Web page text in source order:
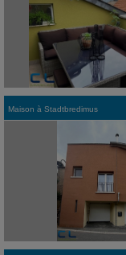
Maison à Stadtbredimus